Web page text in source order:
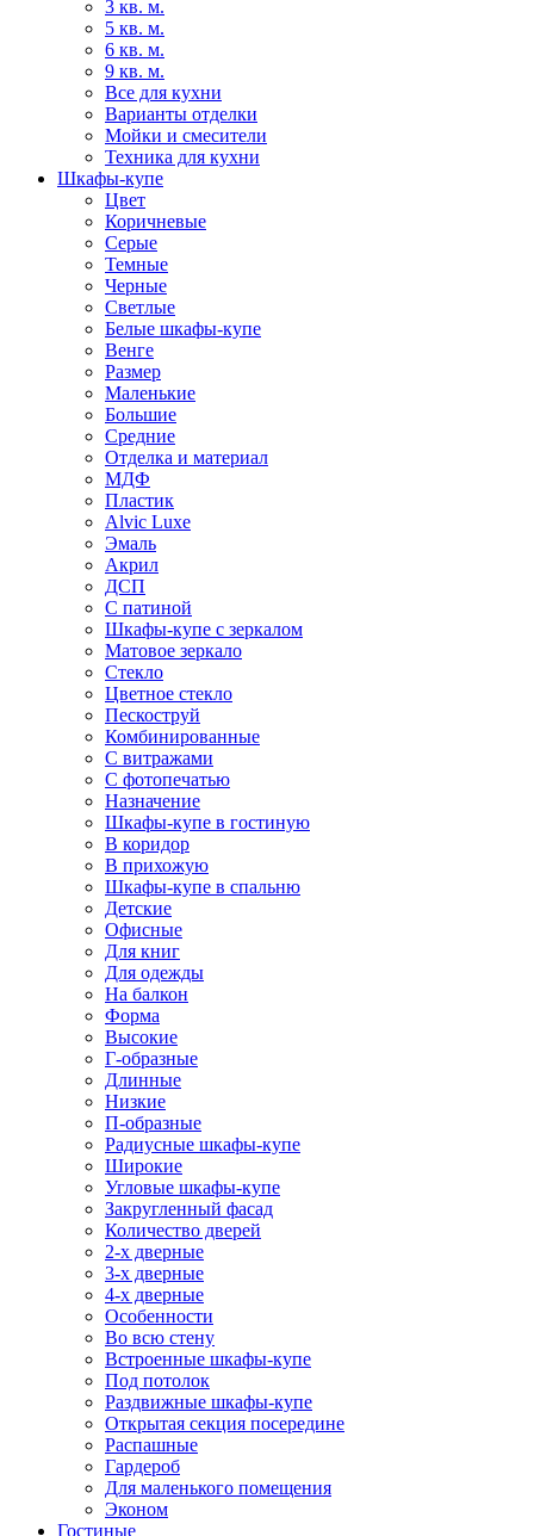
3 кв. м.
5 кв. м.
6 кв. м.
9 кв. м.
Все для кухни
Варианты отделки
Мойки и смесители
Техника для кухни
Шкафы-купе
Цвет
Коричневые
Серые
Темные
Черные
Светлые
Белые шкафы-купе
Венге
Размер
Маленькие
Большие
Средние
Отделка и материал
МДФ
Пластик
Alvic Luxe
Эмаль
Акрил
ДСП
С патиной
Шкафы-купе с зеркалом
Матовое зеркало
Стекло
Цветное стекло
Пескоструй
Комбинированные
С витражами
С фотопечатью
Назначение
Шкафы-купе в гостиную
В коридор
В прихожую
Шкафы-купе в спальню
Детские
Офисные
Для книг
Для одежды
На балкон
Форма
Высокие
Г-образные
Длинные
Низкие
П-образные
Радиусные шкафы-купе
Широкие
Угловые шкафы-купе
Закругленный фасад
Количество дверей
2-х дверные
3-х дверные
4-х дверные
Особенности
Во всю стену
Встроенные шкафы-купе
Под потолок
Раздвижные шкафы-купе
Открытая секция посередине
Распашные
Гардероб
Для маленького помещения
Эконом
Гостиные